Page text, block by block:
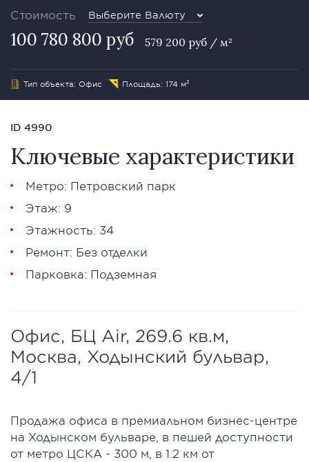
Стоимость Выберите Валюту
100 780 800 руб 579 200 руб / м²
Тип объекта: Офис Площадь: 174 м²
ID 4990
Ключевые характеристики
Метро: Петровский парк
Этаж: 9
Этажность: 34
Ремонт: Без отделки
Парковка: Подземная
Офис, БЦ Air, 269.6 кв.м,
Москва, Ходынский бульвар,
4/1
Продажа офиса в премиальном бизнес-центре
на Ходынском бульваре, в пешей доступности
от метро ЦСКА - 300 м, в 1.2 км от